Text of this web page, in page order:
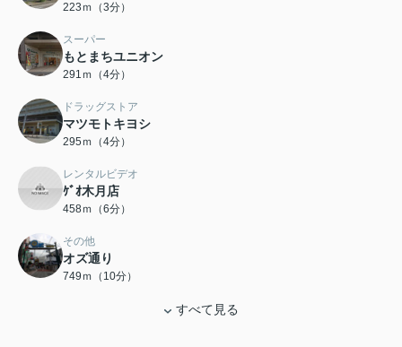
223ｍ（3分）
スーパー
もとまちユニオン
291ｍ（4分）
ドラッグストア
マツモトキヨシ
295ｍ（4分）
レンタルビデオ
ｹﾞｵ木月店
458ｍ（6分）
その他
オズ通り
749ｍ（10分）
すべて見る